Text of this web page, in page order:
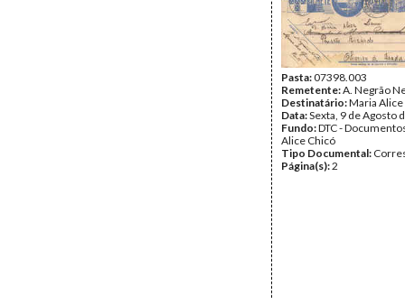
Pasta:07398.003
Remetente:A. Negrão
Destinatário:Maria Alice
Data:Sexta, 9 de Agosto
Fundo:DTC -
Alice Chicó
Tipo Documental:
Página(s):2